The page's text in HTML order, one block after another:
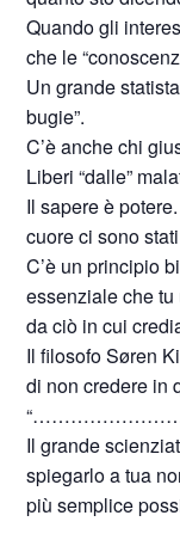
Quando gli
che le
Un grande
bugie”.
C’è anche chi
Liberi “dalle”
Il sapere è
cuore ci sono
C’è un principio
essenziale che
da ciò in cui
Il filosofo Søren
di non credere in
Il grande
spiegarlo a tua
più semplice